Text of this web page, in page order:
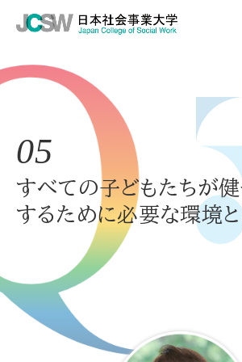
05
すべての子どもたちが
するために必要な環境